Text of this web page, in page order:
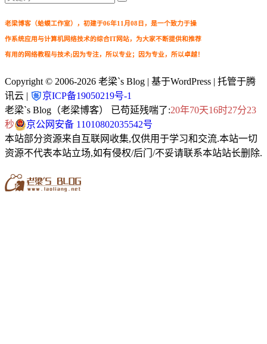
老梁博客（蛤蟆工作室），初建于06年11月08日，是一个致力于操
作系统应用与计算机网络技术的综合IT网站，为大家不断提供和推荐
有用的网络教程与技术;因为专注，所以专业；因为专业，所以卓越！
Copyright © 2006-2026 老梁`s Blog | 基于WordPress | 托管于腾
讯云 |
京ICP备19050219号-1
老梁`s Blog（老梁博客） 已苟延残喘了:20年70天16时27分23
秒
京公网安备 11010802035542号
本站部分资源来自互联网收集,仅供用于学习和交流.本站一切
资源不代表本站立场,如有侵权/后门/不妥请联系本站站长删除.